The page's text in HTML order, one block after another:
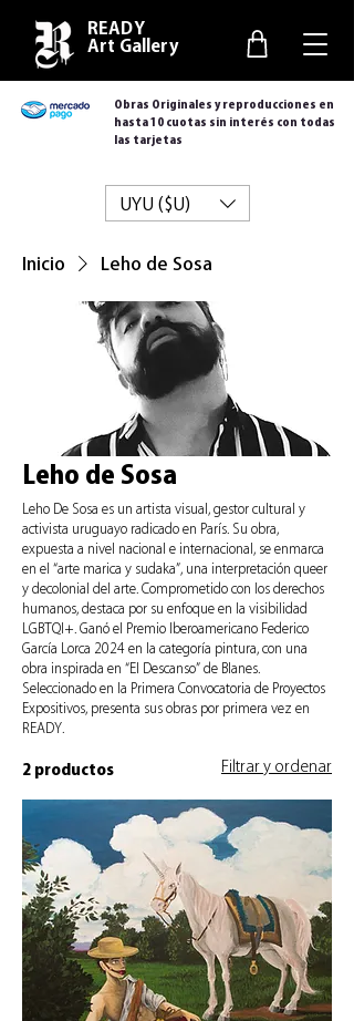
READY
Art Gallery
Obras Originales y reproducciones en
hasta 10 cuotas sin interés con todas
las tarjetas
UYU ($U)
Inicio Leho de Sosa
Leho de Sosa
Leho De Sosa es un artista visual, gestor cultural y
activista uruguayo radicado en París. Su obra,
expuesta a nivel nacional e internacional, se enmarca
en el “arte marica y sudaka”, una interpretación queer
y decolonial del arte. Comprometido con los derechos
humanos, destaca por su enfoque en la visibilidad
LGBTQI+. Ganó el Premio Iberoamericano Federico
García Lorca 2024 en la categoría pintura, con una
obra inspirada en “El Descanso” de Blanes.
Seleccionado en la Primera Convocatoria de Proyectos
Expositivos, presenta sus obras por primera vez en
READY.
2 productos Filtrar y ordenar